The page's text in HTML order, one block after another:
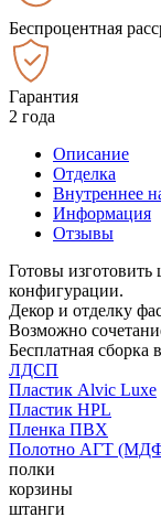
Беспроцентная
Гарантия
2 года
Описание
Отделка
Внутреннее
Информация
Отзывы
Готовы
конфигурации.
Декор и отделку
Возможно
Бесплатная сборка
ЛДСП
Пластик Alvic Luxe
Пластик HPL
Пленка ПВХ
Полотно АГТ
полки
корзины
штанги